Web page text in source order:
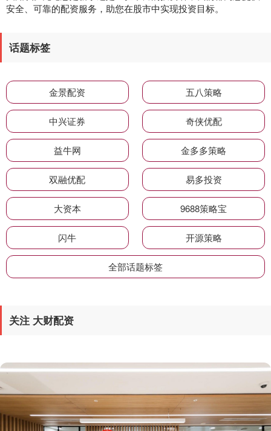
安全、可靠的配资服务，助您在股市中实现投资目标。
话题标签
金景配资 五八策略
中兴证券 奇侠优配
益牛网 金多多策略
双融优配 易多投资
大资本 9688策略宝
闪牛 开源策略
全部话题标签
关注 大财配资